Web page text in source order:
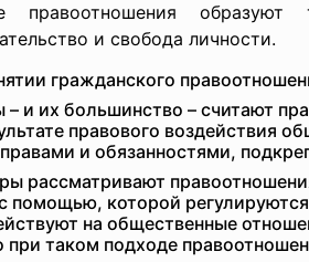
правоотношения
и свобода личности.
гражданского
– и их большинство – считают
правового воздействия
и обязанностями,
рассматривают
помощью, которой
на общественные
при таком подходе